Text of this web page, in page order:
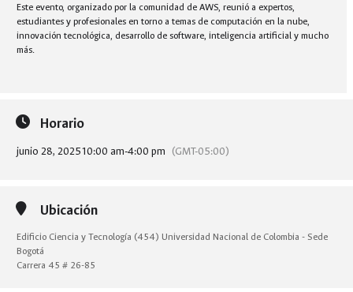
Este evento, organizado por la comunidad de AWS, reunió a expertos,
estudiantes y profesionales en torno a temas de computación en la nube,
innovación tecnológica, desarrollo de software, inteligencia artificial y mucho
más.
Horario
junio 28, 202510:00 am-4:00 pm (GMT-05:00)
Ubicación
Edificio Ciencia y Tecnología (454) Universidad Nacional de Colombia - Sede
Bogotá
Carrera 45 # 26-85